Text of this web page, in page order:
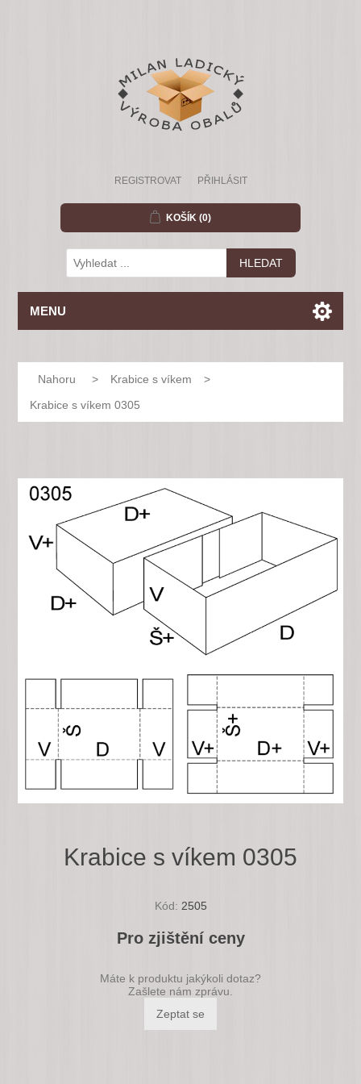
REGISTROVAT PŘIHLÁSIT
KOŠÍK (0)
MENU
Nahoru > Krabice s víkem
>
Krabice s víkem 0305
Krabice s víkem 0305
Kód: 2505
Pro zjištění ceny
Máte k produktu jakýkoli dotaz?
Zašlete nám zprávu.